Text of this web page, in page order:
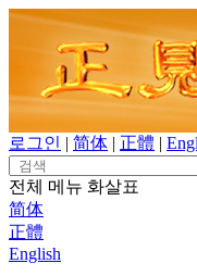
Skip
content
로그인 | 简体 | 正體 |
Search
for:
전체 메뉴 화살표
简体
正體
English